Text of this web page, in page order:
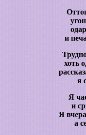
и
хоть
я
Я
и
Я
а